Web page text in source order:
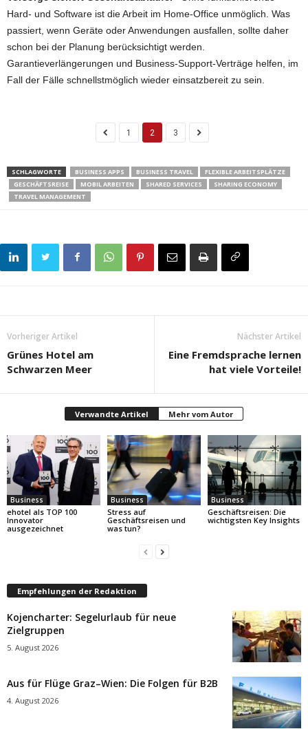
Hard- und Software ist die Arbeit im Home-Office unmöglich. Was
passiert, wenn Geräte oder Anwendungen ausfallen, sollte daher
schon bei der Planung berücksichtigt werden.
Garantieverlängerungen und Business-Support-Verträge helfen, im
Fall der Fälle schnellstmöglich wieder einsatzbereit zu sein.
1 2 3
SCHLAGWORTE BUSINESS APPS BUSINESS TRAVEL
FLEXIBLE ARBEITSPLÄTZE
GESCHÄFTSREISE
MOBIL ARBEITEN SHARED SERVICES
SHARING ECONOMY
TRAVEL MANAGEMENT
Vorheriger Artikel
Grünes Hotel am
Schwarzen Meer
Nächster Artikel
Eine Fremdsprache lernen
hat viele Vorteile!
Verwandte Artikel Mehr vom Autor
Business
ehotel als TOP 100
Innovator
ausgezeichnet
Business
Stress auf
Geschäftsreisen und
was tun?
Business
Geschäftsreisen: Die
wichtigsten Key Insights
Empfehlungen der Redaktion
Kojencharter: Segelurlaub für neue
Zielgruppen
5. August 2026
Aus für Flüge Graz–Wien: Die Folgen für B2B
4. August 2026